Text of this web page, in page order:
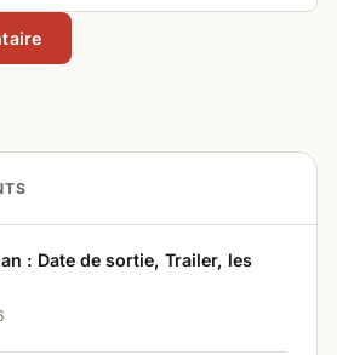
: Date de sortie, Trailer, les